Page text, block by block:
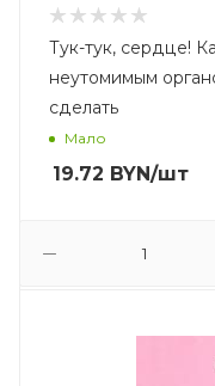
Тук-тук, сердце!
неутомимым
сделать
Мало
19.72 BYN/шт